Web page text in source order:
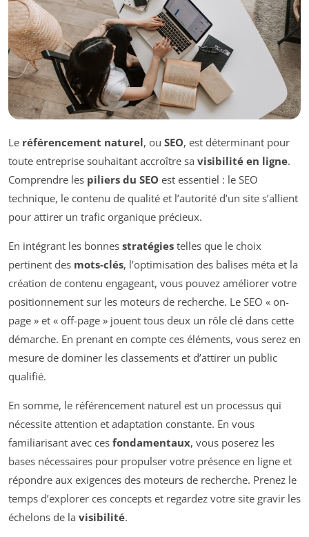
Le référencement naturel, ou SEO, est déterminant pour
toute entreprise souhaitant accroître sa visibilité en ligne.
Comprendre les piliers du SEO est essentiel : le SEO
technique, le contenu de qualité et l’autorité d’un site s’allient
pour attirer un trafic organique précieux.
En intégrant les bonnes stratégies telles que le choix
pertinent des mots-clés, l’optimisation des balises méta et la
création de contenu engageant, vous pouvez améliorer votre
positionnement sur les moteurs de recherche. Le SEO « on-
page » et « off-page » jouent tous deux un rôle clé dans cette
démarche. En prenant en compte ces éléments, vous serez en
mesure de dominer les classements et d’attirer un public
qualifié.
En somme, le référencement naturel est un processus qui
nécessite attention et adaptation constante. En vous
familiarisant avec ces fondamentaux, vous poserez les
bases nécessaires pour propulser votre présence en ligne et
répondre aux exigences des moteurs de recherche. Prenez le
temps d’explorer ces concepts et regardez votre site gravir les
échelons de la visibilité.